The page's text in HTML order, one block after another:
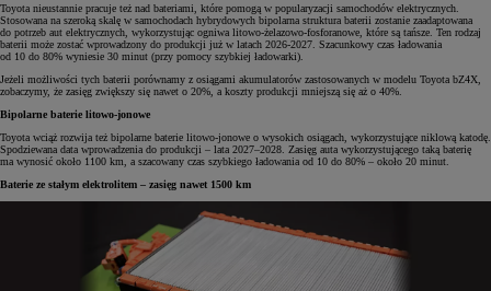
Toyota nieustannie pracuje też nad bateriami, które pomogą w popularyzacji samochodów elektrycznych.
Stosowana na szeroką skalę w samochodach hybrydowych bipolarna struktura baterii zostanie zaadaptowana
do potrzeb aut elektrycznych, wykorzystując ogniwa litowo-żelazowo-fosforanowe, które są tańsze. Ten rodzaj
baterii może zostać wprowadzony do produkcji już w latach 2026-2027. Szacunkowy czas ładowania
od 10 do 80% wyniesie 30 minut (przy pomocy szybkiej ładowarki).
Jeżeli możliwości tych baterii porównamy z osiągami akumulatorów zastosowanych w modelu Toyota bZ4X,
zobaczymy, że zasięg zwiększy się nawet o 20%, a koszty produkcji mniejszą się aż o 40%.
Bipolarne baterie litowo-jonowe
Toyota wciąż rozwija też bipolarne baterie litowo-jonowe o wysokich osiągach, wykorzystujące niklową katodę.
Spodziewana data wprowadzenia do produkcji – lata 2027–2028. Zasięg auta wykorzystującego taką baterię
ma wynosić około 1100 km, a szacowany czas szybkiego ładowania od 10 do 80% – około 20 minut.
Baterie ze stałym elektrolitem – zasięg nawet 1500 km